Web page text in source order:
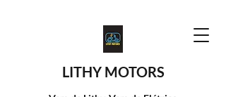
LITHY MOTORS